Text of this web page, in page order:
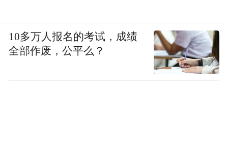
10多万人报名的考试，成绩
全部作废，公平么？